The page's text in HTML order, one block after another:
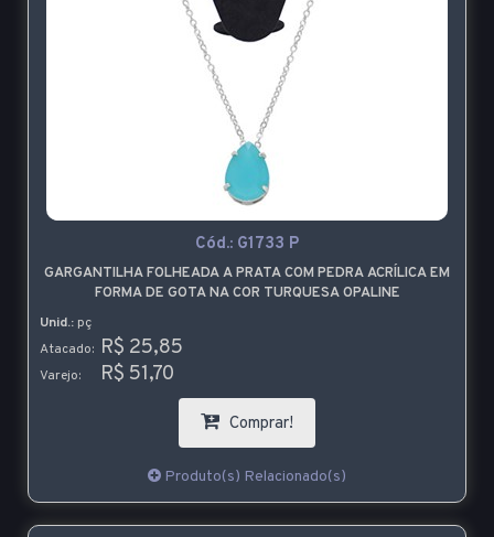
Cód.: G1733 P
GARGANTILHA FOLHEADA A PRATA COM PEDRA ACRÍLICA EM
FORMA DE GOTA NA COR TURQUESA OPALINE
Unid.: pç
Atacado: R$ 25,85
Varejo: R$ 51,70
Comprar!
Produto(s) Relacionado(s)